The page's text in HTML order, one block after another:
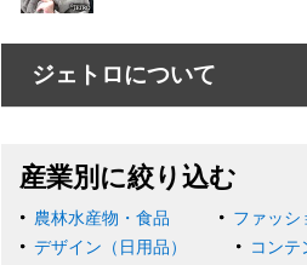
ジェトロについて
産業別に絞り込む
農林水産物・食品
ファッシ
デザイン（日用品）
コンテ